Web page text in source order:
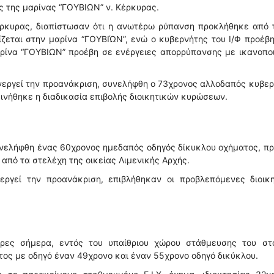
της μαρίνας “ΓΟΥΒΙΩΝ” ν. Κέρκυρας.
διαπίστωσαν ότι η ανωτέρω ρύπανση προκλήθηκε από
στην μαρίνα “ΓΟΥΒΙΏΝ”, ενώ ο κυβερνήτης του Ι/Φ
“ΓΟΥΒΙΩΝ” προέβη σε ενέργειες απορρύπανσης με
την προανάκριση, συνελήφθη ο 73χρονος αλλοδαπός
η διαδικασία επιβολής διοικητικών κυρώσεων.
ένας 60χρονος ημεδαπός οδηγός δίκυκλου οχήματος,
τα στελέχη της οικείας Λιμενικής Αρχής.
την προανάκριση, επιβλήθηκαν οι προβλεπόμενες
σήμερα, εντός του υπαίθριου χώρου στάθμευσης του
με οδηγό έναν 49χρονο και έναν 55χρονο οδηγό δικύκλου.